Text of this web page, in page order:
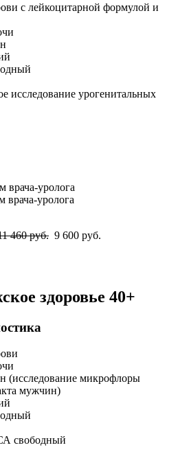
с лейкоцитарной формулой и
исследование урогенитальных
уролога
уролога
460 руб. 9 600 руб.
здоровье 40+
(исследование микрофлоры
мужчин)
свободный